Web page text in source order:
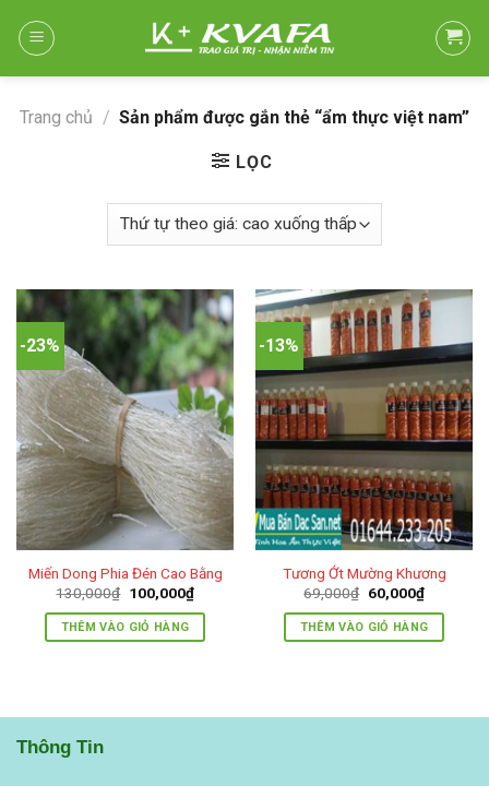
Trang chủ / Sản phẩm được gắn thẻ “ẩm thực việt nam”
LỌC
-23%
Miến Dong Phia Đén Cao Bằng
130,000₫ Giá
là:
130,000₫.
100,000₫Giá
hiện
tại
THÊM VÀO GIỎ HÀNG
-13%
Tương Ớt Mường Khương
69,000₫ Giá
gốc
là:
69,000₫.
60,000₫Giá
hiện
tại
là:
THÊM VÀO GIỎ HÀNG
Thông Tin